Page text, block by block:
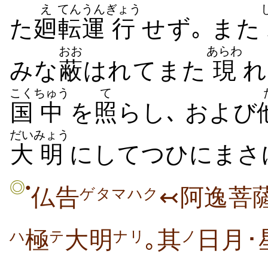
た廻
え
転
てん
運
うん
行
ぎょう
せず｡ また
みな蔽
おお
はれてまた 現
あらわ
国
こく
中
ちゅう
を照
て
らし､ および
大
だい
明
みょう
にしてつひにまさ
◎●仏告ゲタマハク ↢阿逸菩
ハ極テ大明 ナリ ｡其 ノ 日月･